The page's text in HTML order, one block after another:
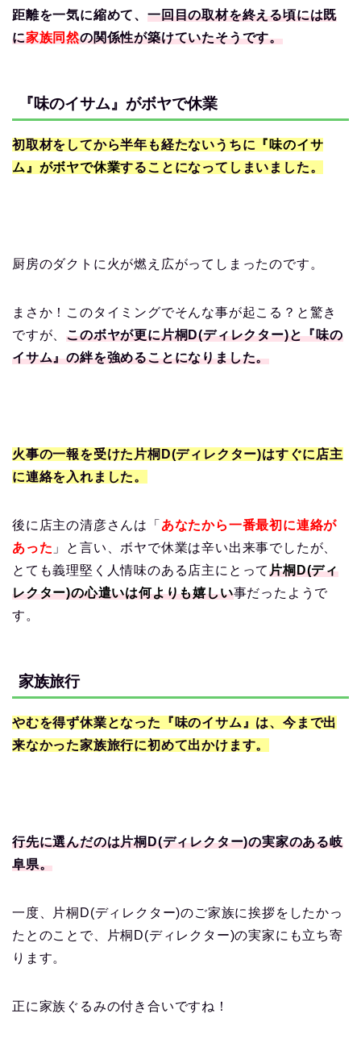
距離を一気に縮めて、 一回目の取材を終える頃には既
に家族同然の関係性が築けていたそうです。
『味のイサム』がボヤで休業
初取材をしてから半年も経たないうちに 『 味のイサ
ム』がボヤで休業することになってしまいました。
厨房のダクトに火が燃え広がってしまったのです。
まさか！このタイミングでそんな事が起こる？と驚き
ですが、このボヤが更に片桐D(ディレクター)と『味の
イサム』の絆を強めることになりました。
火事の一報を受けた片桐D(ディレクター)はすぐに店主
に連絡を入れました。
後に店主の清彦さんは「 あなたから一番最初に連絡が
あった 」と言い、ボヤで休業は辛い出来事でしたが、
とても義理堅く人情味のある店主にとって片桐D(ディ
レクター)の心遣いは何よりも嬉しい事だったようで
す。
家族旅行
やむを得ず休業となった『味のイサム』は、今まで出
来なかった家族旅行に初めて出かけます。
行先に選んだのは片桐D(ディレクター)の実家のある岐
阜県。
一度、片桐D(ディレクター)のご家族に挨拶をしたかっ
たとのことで、片桐D(ディレクター)の実家にも立ち寄
ります。
正に家族ぐるみの付き合いですね！